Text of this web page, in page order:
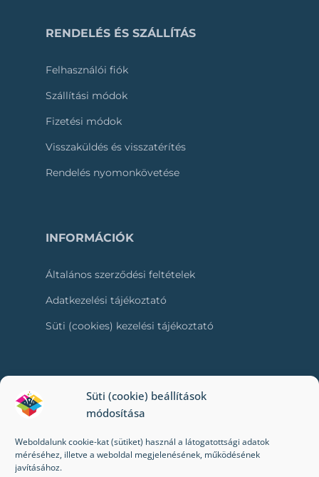
Süti (cookie) beállítások
módosítása
Weboldalunk cookie-kat (sütiket) használ a látogatottsági adatok
méréséhez, illetve a weboldal megjelenésének, működésének
javításához.
RENDELÉS ÉS SZÁLLÍTÁS
Felhasználói fiók
Szállítási módok
Fizetési módok
Visszaküldés és visszatérítés
Rendelés nyomonkövetése
INFORMÁCIÓK
Általános szerződési feltételek
Adatkezelési tájékoztató
Süti (cookies) kezelési tájékoztató
RÓLUNK
Kik vagyunk mi?